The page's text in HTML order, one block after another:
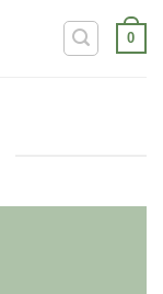
0